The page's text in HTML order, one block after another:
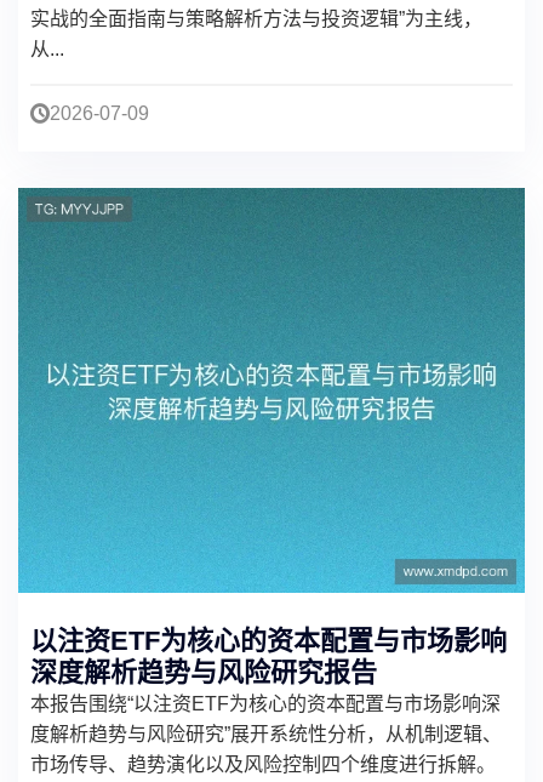
实战的全面指南与策略解析方法与投资逻辑”为主线，
从...
2026-07-09
以注资ETF为核心的资本配置与市场影响
深度解析趋势与风险研究报告
本报告围绕“以注资ETF为核心的资本配置与市场影响深
度解析趋势与风险研究”展开系统性分析，从机制逻辑、
市场传导、趋势演化以及风险控制四个维度进行拆解。